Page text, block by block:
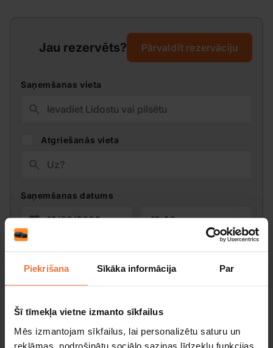
Piekrišana Sīkāka informācija Par
Šī tīmekļa vietne izmanto sīkfailus
Mēs izmantojam sīkfailus, lai personalizētu saturu un
reklāmas, nodrošinātu sociālo saziņas līdzekļu funkcijas
Jau rezervēts? Pārvaldīt rezervāciju
Saņemšanas vieta
Atgriešanās vieta
Saņemšanas datums
Vadītāja vecums Promo kods: